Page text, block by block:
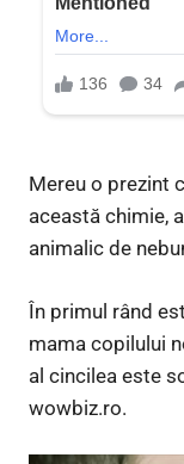
Mereu o prezint
această chimie,
animalic de
În primul rând
mama copilului
al cincilea este
wowbiz.ro.